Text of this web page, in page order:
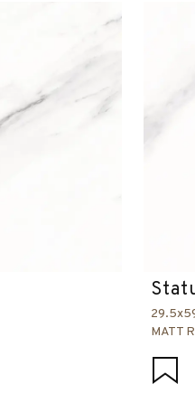
MATT